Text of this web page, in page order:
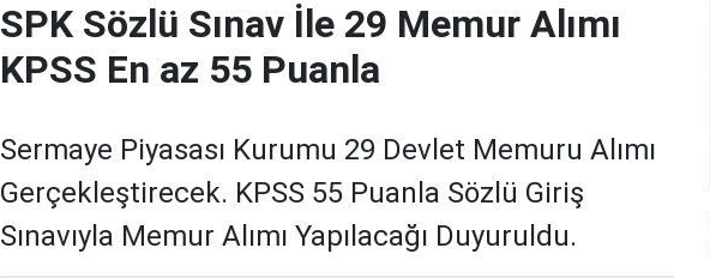
SPK Sözlü Sınav İle 29 Memur Alımı
KPSS En az 55 Puanla
Sermaye Piyasası Kurumu 29 Devlet Memuru Alımı
Gerçekleştirecek. KPSS 55 Puanla Sözlü Giriş
Sınavıyla Memur Alımı Yapılacağı Duyuruldu.